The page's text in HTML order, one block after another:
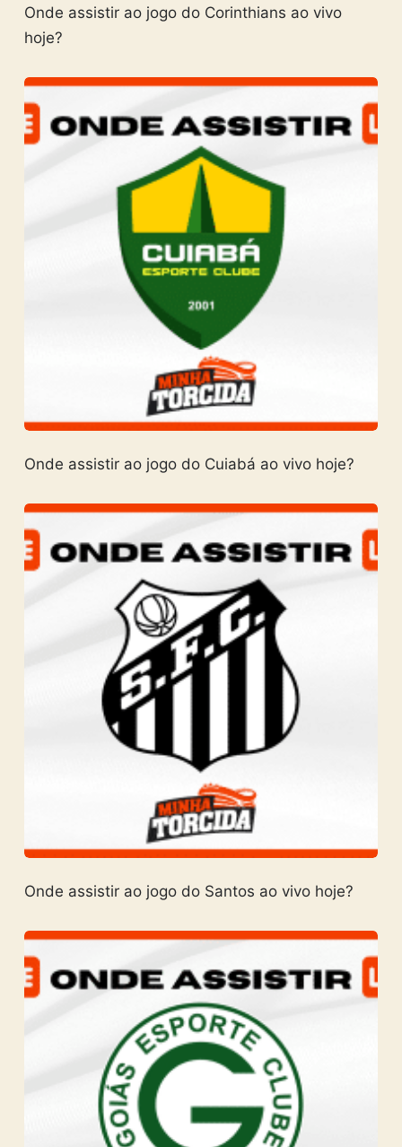
Onde assistir ao jogo do Corinthians ao vivo
hoje?
Onde assistir ao jogo do Cuiabá ao vivo hoje?
Onde assistir ao jogo do Santos ao vivo hoje?